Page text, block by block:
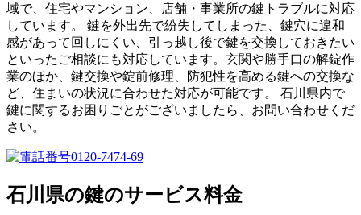
域で、住宅やマンション、店舗・事業所の鍵トラブルに対応
しています。 鍵を外出先で紛失してしまった、鍵穴に違和
感があって回しにくい、引っ越し後で鍵を交換しておきたい
といったご相談にも対応しています。玄関や勝手口の解錠作
業のほか、鍵交換や錠前修理、防犯性を高める鍵への交換な
ど、住まいの状況に合わせた対応が可能です。 石川県内で
鍵に関するお困りごとがございましたら、お問い合わせくだ
さい。
石川県の鍵のサービス料金